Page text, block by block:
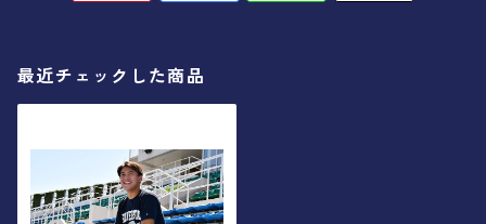
最近チェックした商品